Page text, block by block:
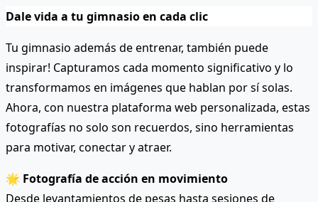
Dale vida a tu gimnasio en cada clic
Tu gimnasio además de entrenar, también puede
inspirar! Capturamos cada momento significativo y lo
transformamos en imágenes que hablan por sí solas.
Ahora, con nuestra plataforma web personalizada, estas
fotografías no solo son recuerdos, sino herramientas
para motivar, conectar y atraer.
🌟 Fotografía de acción en movimiento
Desde levantamientos de pesas hasta sesiones de